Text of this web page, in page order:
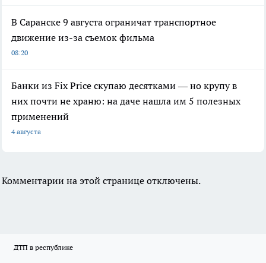
В Саранске 9 августа ограничат транспортное
движение из-за съемок фильма
08:20
Банки из Fix Price скупаю десятками — но крупу в
них почти не храню: на даче нашла им 5 полезных
применений
4 августа
Комментарии на этой странице отключены.
ДТП в республике